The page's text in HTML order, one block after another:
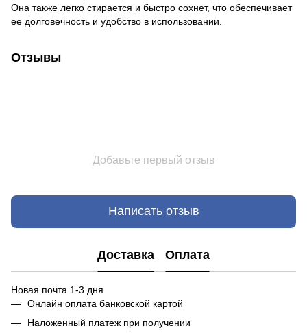
Она также легко стирается и быстро сохнет, что обеспечивает
ее долговечность и удобство в использовании.
Отзывы
Добавьте первый отзыв
Написать отзыв
Доставка Оплата
Новая почта 1-3 дня
Онлайн оплата банковской картой
Наложенный платеж при получении